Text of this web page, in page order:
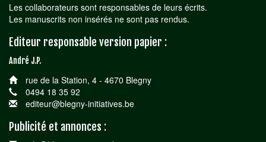
Les collaborateurs sont responsables de leurs écrits.
Les manuscrits non insérés ne sont pas rendus.
Editeur responsable version papier :
André J.P.
rue de la Station, 4 - 4670 Blegny
0494 18 35 92
editeur@blegny-initiatives.be
Publicité et annonces :